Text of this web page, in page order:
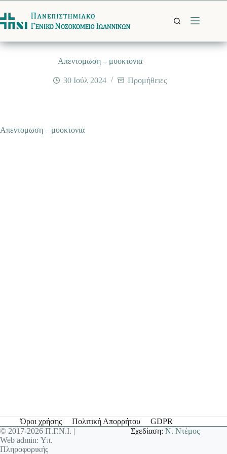
στο
περιεχόμενο
Απεντομωση – μυοκτονια
30 Ιούλ 2024 Προμήθειες
Απεντομωση – μυοκτονια
Όροι χρήσης Πολιτική Απορρήτου
GDPR
© 2017-2026 Π.Γ.Ν.Ι. |
Web admin: Υπ.
Πληροφορικής
Σχεδίαση:Ν. Ντέμος